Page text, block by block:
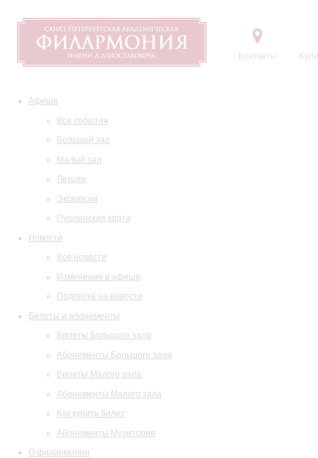
Контакты
Афиша
Все события
Большой зал
Малый зал
Лекции
Экскурсии
Пушкинская карта
Новости
Все новости
Изменения в афише
Подписка на новости
Билеты и абонементы
Билеты Большого зала
Абонементы Большого зала
Билеты Малого зала
Абонементы Малого зала
Как купить билет
Абонементы Музитория
О филармонии